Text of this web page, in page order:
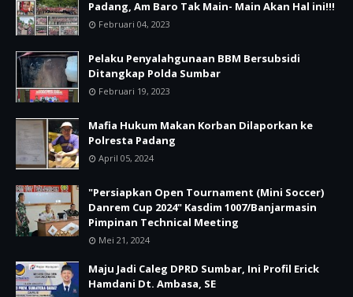
Padang, Am Baro Tak Main- Main Akan Hal ini!!!
Februari 04, 2023
Pelaku Penyalahgunaan BBM Bersubsidi
Ditangkap Polda Sumbar
Februari 19, 2023
Mafia Hukum Makan Korban Dilaporkan ke
Polresta Padang
April 05, 2024
"Persiapkan Open Tournament (Mini Soccer)
Danrem Cup 2024" Kasdim 1007/Banjarmasin
Pimpinan Technical Meeting
Mei 21, 2024
Maju Jadi Caleg DPRD Sumbar, Ini Profil Erick
Hamdani Dt. Ambasa, SE